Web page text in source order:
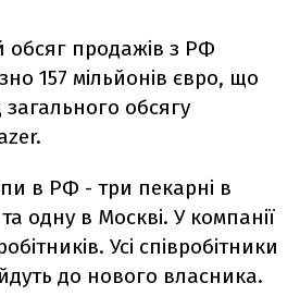
обсяг продажів з РФ
157 мільйонів євро, що
загального обсягу
.
в РФ - три пекарні в
одну в Москві. У компанії
Усі співробітники
до нового власника.